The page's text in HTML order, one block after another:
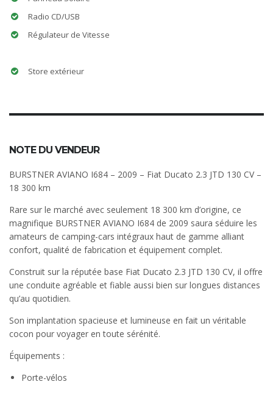
Radio CD/USB
Régulateur de Vitesse
Store extérieur
NOTE DU VENDEUR
BURSTNER AVIANO I684 – 2009 – Fiat Ducato 2.3 JTD 130 CV –
18 300 km
Rare sur le marché avec seulement 18 300 km d’origine, ce
magnifique BURSTNER AVIANO I684 de 2009 saura séduire les
amateurs de camping-cars intégraux haut de gamme alliant
confort, qualité de fabrication et équipement complet.
Construit sur la réputée base Fiat Ducato 2.3 JTD 130 CV, il offre
une conduite agréable et fiable aussi bien sur longues distances
qu’au quotidien.
Son implantation spacieuse et lumineuse en fait un véritable
cocon pour voyager en toute sérénité.
Équipements :
Porte-vélos